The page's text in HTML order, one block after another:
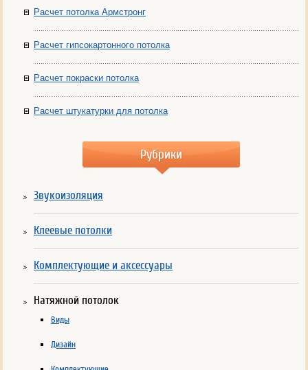
Расчет потолка Армстронг
Расчет гипсокартонного потолка
Расчет покраски потолка
Расчет штукатурки для потолка
Рубрики
Звукоизоляция
Клеевые потолки
Комплектующие и аксессуары
Натяжной потолок
Виды
Дизайн